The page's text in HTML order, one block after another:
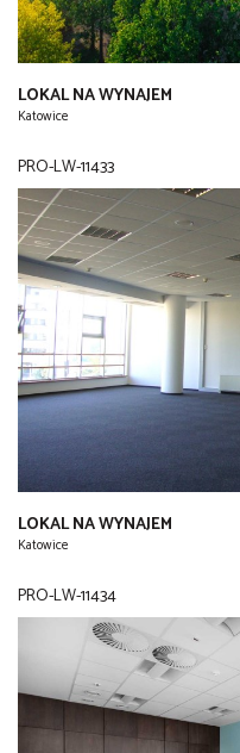
LOKAL NA WYNAJEM
Katowice
PRO-LW-11433
LOKAL NA WYNAJEM
Katowice
PRO-LW-11434